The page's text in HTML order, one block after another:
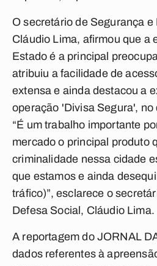
O secretário de Segurança e
Cláudio Lima, afirmou que a
Estado é a principal
atribuiu a facilidade de
extensa e ainda destacou a
operação 'Divisa Segura', no
“É um trabalho importante
mercado o principal produto
criminalidade nessa cidade
que estamos e ainda
tráfico)”, esclarece o
Defesa Social, Cláudio Lima.
A reportagem do JORNAL
dados referentes à